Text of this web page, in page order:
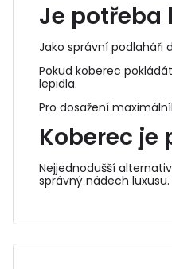
Je potřeba
Jako správní podlaháři
Pokud koberec
lepidla.
Pro dosažení
Koberec je
Nejjednodušší
správný nádech luxusu.